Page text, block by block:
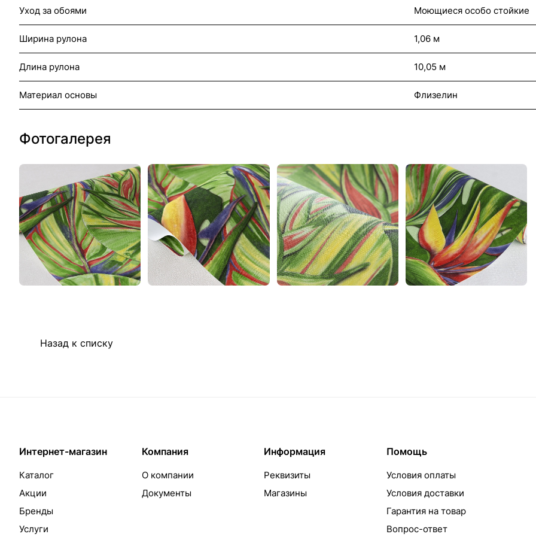
Уход за обоями Моющиеся особо стойкие
Ширина рулона 1,06 м
Длина рулона 10,05 м
Материал основы Флизелин
Фотогалерея
Назад к списку
Интернет-магазин
Каталог
Акции
Бренды
Услуги
Компания
О компании
Документы
Информация
Реквизиты
Магазины
Помощь
Условия оплаты
Условия доставки
Гарантия на товар
Вопрос-ответ